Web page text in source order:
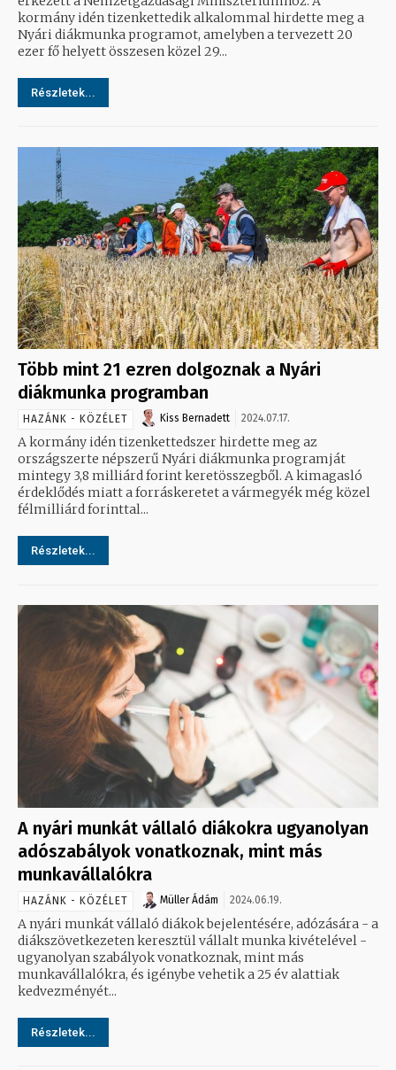
kormány idén tizenkettedik alkalommal hirdette meg a
Nyári diákmunka programot, amelyben a tervezett 20
ezer fő helyett összesen közel 29...
Részletek...
Több mint 21 ezren dolgoznak a Nyári
diákmunka programban
HAZÁNK - KÖZÉLET Kiss Bernadett 2024.07.17.
A kormány idén tizenkettedszer hirdette meg az
országszerte népszerű Nyári diákmunka programját
mintegy 3,8 milliárd forint keretösszegből. A kimagasló
érdeklődés miatt a forráskeretet a vármegyék még közel
félmilliárd forinttal...
Részletek...
A nyári munkát vállaló diákokra ugyanolyan
adószabályok vonatkoznak, mint más
munkavállalókra
HAZÁNK - KÖZÉLET Müller Ádám 2024.06.19.
A nyári munkát vállaló diákok bejelentésére, adózására - a
diákszövetkezeten keresztül vállalt munka kivételével -
ugyanolyan szabályok vonatkoznak, mint más
munkavállalókra, és igénybe vehetik a 25 év alattiak
kedvezményét...
Részletek...